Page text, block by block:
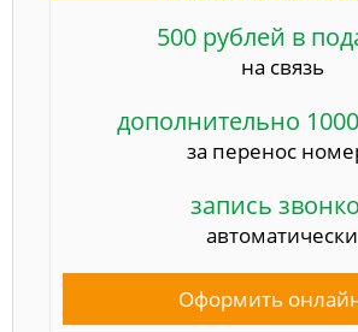
500 рублей в
на связь
дополнительно
за перенос
запись
автоматически
Оформить